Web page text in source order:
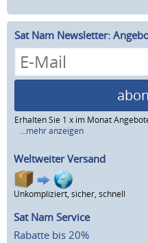
Sat Nam Newsletter:
Erhalten Sie 1 x im Monat
...mehr anzeigen
Weltweiter Versand
Unkompliziert, sicher, schnell
Sat Nam Service
Rabatte bis 20%